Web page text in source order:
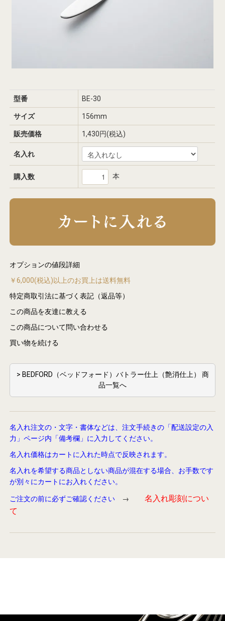
型番 BE-30
サイズ 156mm
販売価格 1,430円(税込)
名入れ
購入数 本
オプションの値段詳細
￥6,000(税込)以上のお買上は送料無料
特定商取引法に基づく表記（返品等）
この商品を友達に教える
この商品について問い合わせる
買い物を続ける
> BEDFORD（ベッドフォード）バトラー仕上（艶消仕上） 商
品一覧へ
名入れ注文の・文字・書体などは、注文手続きの「配送設定の入
力」ページ内「備考欄」に入力してください。
名入れ価格はカートに入れた時点で反映されます。
名入れを希望する商品としない商品が混在する場合、お手数です
が別々にカートにお入れください。
ご注文の前に必ずご確認ください →名入れ彫刻につい
て